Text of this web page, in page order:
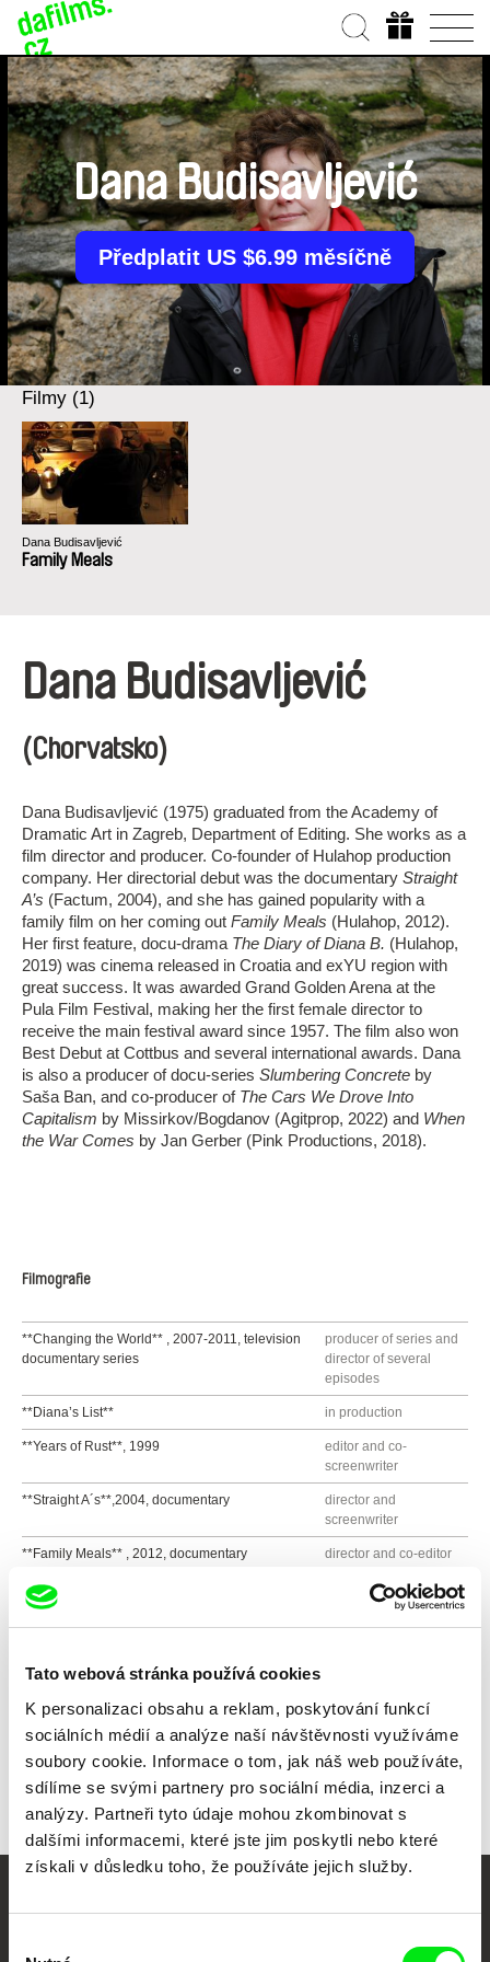
Tato webová stránka používá cookies
K personalizaci obsahu a reklam, poskytování funkcí
sociálních médií a analýze naší návštěvnosti využíváme
soubory cookie. Informace o tom, jak náš web používáte,
sdílíme se svými partnery pro sociální média, inzerci a
analýzy. Partneři tyto údaje mohou zkombinovat s
dalšími informacemi, které jste jim poskytli nebo které
získali v důsledku toho, že používáte jejich služby.
Dana Budisavljević
Předplatit US $6.99 měsíčně
Filmy (1)
Dana Budisavljević
Family Meals
Dana Budisavljević
(Chorvatsko)
Dana Budisavljević (1975) graduated from the Academy of
Dramatic Art in Zagreb, Department of Editing. She works as a
film director and producer. Co-founder of Hulahop production
company. Her directorial debut was the documentary Straight
A’s (Factum, 2004), and she has gained popularity with a
family film on her coming out Family Meals (Hulahop, 2012).
Her first feature, docu-drama The Diary of Diana B. (Hulahop,
2019) was cinema released in Croatia and exYU region with
great success. It was awarded Grand Golden Arena at the
Pula Film Festival, making her the first female director to
receive the main festival award since 1957. The film also won
Best Debut at Cottbus and several international awards. Dana
is also a producer of docu-series Slumbering Concrete by
Saša Ban, and co-producer of The Cars We Drove Into
Capitalism by Missirkov/Bogdanov (Agitprop, 2022) and When
the War Comes by Jan Gerber (Pink Productions, 2018).
Filmografie
**Changing the World** , 2007-2011, television
documentary series
producer of series and
director of several
episodes
**Diana’s List** in production
**Years of Rust**, 1999
editor and co-
screenwriter
**Straight A´s**,2004, documentary
director and
screenwriter
**Family Meals** , 2012, documentary director and co-editor
**Great Shipwrecks of the Adriatic Sea** , 2006-
2007
co-author
Všichni režiséři
Vaše online